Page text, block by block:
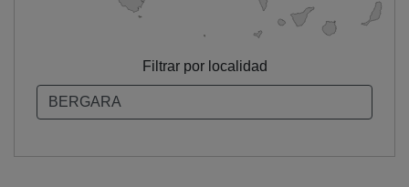
Filtrar por localidad